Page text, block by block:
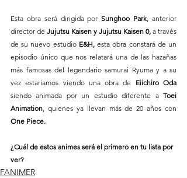
Esta obra será dirigida por Sunghoo Park , anterior
director de Jujutsu Kaisen y Jujutsu Kaisen 0, a través
de su nuevo estudio E&H, esta obra constará de un
episodio único que nos relatará una de las hazañas
más famosas del legendario samurai Ryuma y a su
vez estariamos viendo una obra de Eiichiro Oda
siendo animada por un estudio diferente a Toei
Animation
One Piece.
¿Cuál de estos animes será el primero en tu lista por
ver?
FANIMER